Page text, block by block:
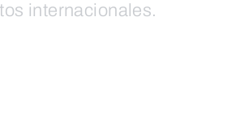
internacionales.